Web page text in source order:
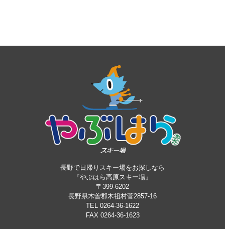
長野で日帰りスキー場をお探しなら
『やぶはら高原スキー場』
〒399-6202
長野県木曽郡木祖村菅2857-16
TEL 0264-36-1622
FAX 0264-36-1623